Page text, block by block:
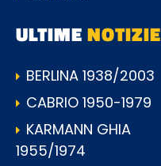
ULTIMENOTIZIE
BERLINA 1938/2003
CABRIO 1950-1979
KARMANN GHIA
1955/1974